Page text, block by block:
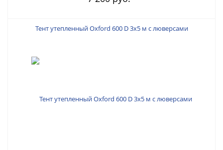
Тент утепленный Oxford 600 D 3х5 м с люверсами